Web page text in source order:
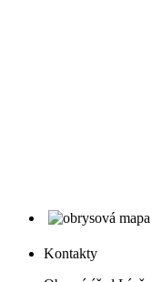
Kontakty